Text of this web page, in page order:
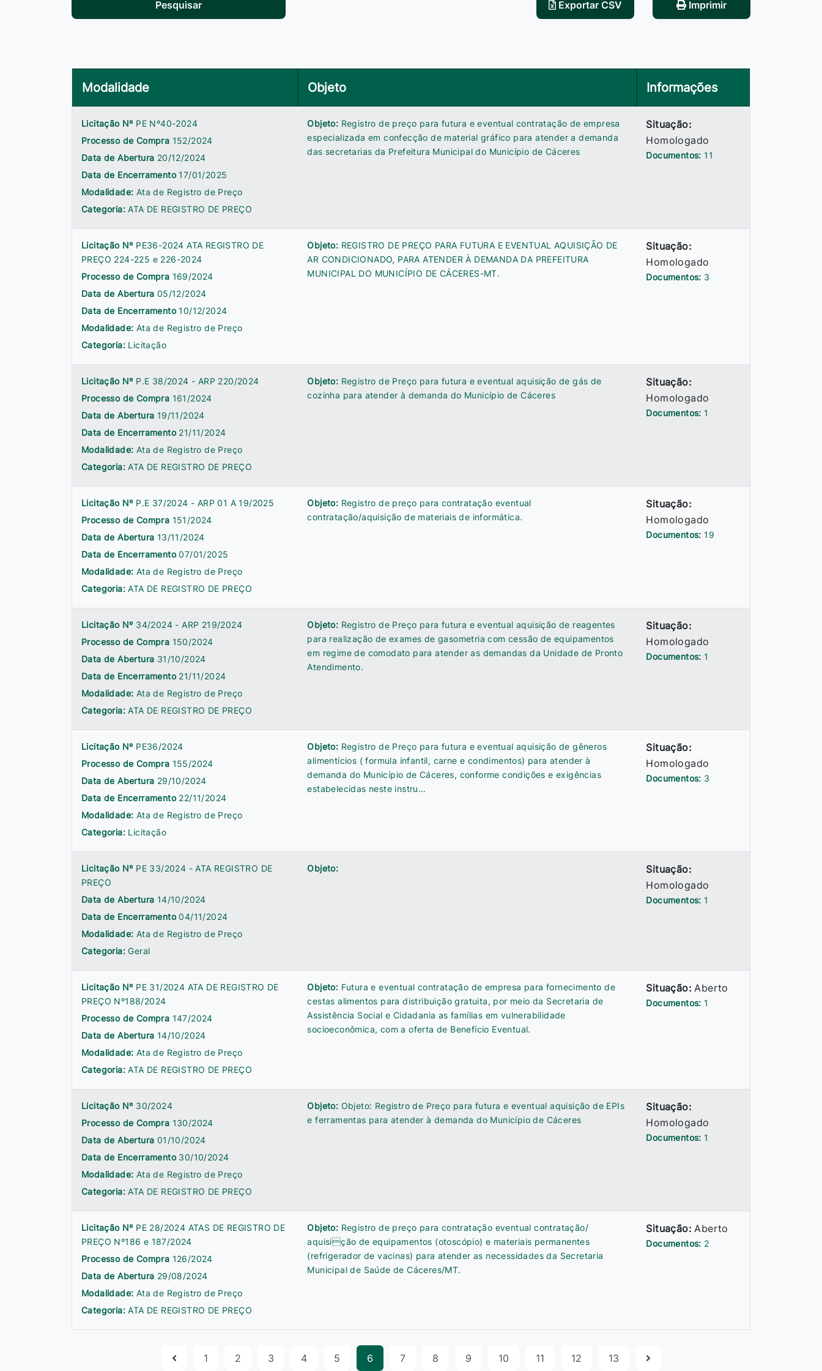
Pesquisar Exportar CSV Imprimir
Modalidade Objeto Informações
Licitação Nº PE Nº40-2024
Processo de Compra 152/2024
Data de Abertura 20/12/2024
Data de Encerramento 17/01/2025
Modalidade: Ata de Registro de Preço
Categoria:ATA DE REGISTRO DE PREÇO
Objeto: Registro de preço para futura e eventual contratação de empresa
especializada em confecção de material gráfico para atender a demanda
das secretarias da Prefeitura Municipal do Município de Cáceres
Situação:
Homologado
Documentos: 11
Licitação Nº PE36-2024 ATA REGISTRO DE
PREÇO 224-225 e 226-2024
Processo de Compra 169/2024
Data de Abertura 05/12/2024
Data de Encerramento10/12/2024
Modalidade: Ata de Registro de Preço
Categoria: Licitação
Objeto: REGISTRO DE PREÇO PARA FUTURA E EVENTUAL AQUISIÇÃO DE
AR CONDICIONADO, PARA ATENDER À DEMANDA DA PREFEITURA
MUNICIPAL DO MUNICÍPIO DE CÁCERES-MT.
Situação:
Homologado
Documentos: 3
Licitação Nº P.E 38/2024 - ARP 220/2024
Processo de Compra 161/2024
Data de Abertura 19/11/2024
Data de Encerramento 21/11/2024
Modalidade: Ata de Registro de Preço
Categoria:ATA DE REGISTRO DE PREÇO
Objeto: Registro de Preço para futura e eventual aquisição de gás de
cozinha para atender à demanda do Município de Cáceres
Situação:
Homologado
Documentos: 1
Licitação Nº P.E 37/2024 - ARP 01 A 19/2025
Processo de Compra 151/2024
Data de Abertura 13/11/2024
Data de Encerramento07/01/2025
Modalidade: Ata de Registro de Preço
Categoria:ATA DE REGISTRO DE PREÇO
Objeto: Registro de preço para contratação eventual
contratação/aquisição de materiais de informática.
Situação:
Homologado
Documentos:19
Licitação Nº 34/2024 - ARP 219/2024
Processo de Compra 150/2024
Data de Abertura 31/10/2024
Data de Encerramento 21/11/2024
Modalidade: Ata de Registro de Preço
Categoria:ATA DE REGISTRO DE PREÇO
Objeto: Registro de Preço para futura e eventual aquisição de reagentes
para realização de exames de gasometria com cessão de equipamentos
em regime de comodato para atender as demandas da Unidade de Pronto
Atendimento.
Situação:
Homologado
Documentos: 1
Licitação Nº PE36/2024
Processo de Compra 155/2024
Data de Abertura 29/10/2024
Data de Encerramento 22/11/2024
Modalidade: Ata de Registro de Preço
Categoria: Licitação
Objeto: Registro de Preço para futura e eventual aquisição de gêneros
alimentícios ( formula infantil, carne e condimentos) para atender à
demanda do Município de Cáceres, conforme condições e exigências
estabelecidas neste instru…
Situação:
Homologado
Documentos: 3
Licitação Nº PE 33/2024 - ATA REGISTRO DE
PREÇO
Data de Abertura 14/10/2024
Data de Encerramento04/11/2024
Modalidade: Ata de Registro de Preço
Categoria:Geral
Objeto:
Situação:
Homologado
Documentos: 1
Licitação Nº PE 31/2024 ATA DE REGISTRO DE
PREÇO Nº188/2024
Processo de Compra 147/2024
Data de Abertura 14/10/2024
Modalidade: Ata de Registro de Preço
Categoria:ATA DE REGISTRO DE PREÇO
Objeto: Futura e eventual contratação de empresa para fornecimento de
cestas alimentos para distribuição gratuita, por meio da Secretaria de
Assistência Social e Cidadania as famílias em vulnerabilidade
socioeconômica, com a oferta de Benefício Eventual.
Situação:Aberto
Documentos:1
Licitação Nº 30/2024
Processo de Compra 130/2024
Data de Abertura 01/10/2024
Data de Encerramento 30/10/2024
Modalidade: Ata de Registro de Preço
Categoria:ATA DE REGISTRO DE PREÇO
Objeto: Objeto: Registro de Preço para futura e eventual aquisição de EPIs
e ferramentas para atender à demanda do Município de Cáceres
Situação:
Homologado
Documentos: 1
Licitação Nº PE 28/2024 ATAS DE REGISTRO DE
PREÇO Nº186 e 187/2024
Processo de Compra 126/2024
Data de Abertura 29/08/2024
Modalidade: Ata de Registro de Preço
Categoria:ATA DE REGISTRO DE PREÇO
Objeto: Registro de preço para contratação eventual contratação/
aquisição de equipamentos (otoscópio) e materiais permanentes
(refrigerador de vacinas) para atender as necessidades da Secretaria
Municipal de Saúde de Cáceres/MT.
Situação:Aberto
Documentos: 2
1 2 3 4 5 6 7 8 9 10 11 12 13